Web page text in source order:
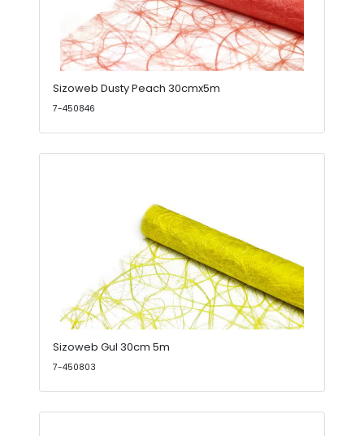
Sizoweb Dusty Peach 30cmx5m
7-450846
Sizoweb Gul 30cm 5m
7-450803